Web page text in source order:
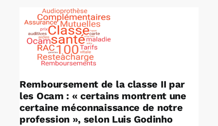
Remboursement de la classe II par
les Ocam : « certains montrent une
certaine méconnaissance de notre
profession », selon Luis Godinho